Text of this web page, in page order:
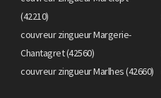
(42210)
couvreur zingueur Margerie-
Chantagret (42560)
couvreur zingueur Marlhes (42660)